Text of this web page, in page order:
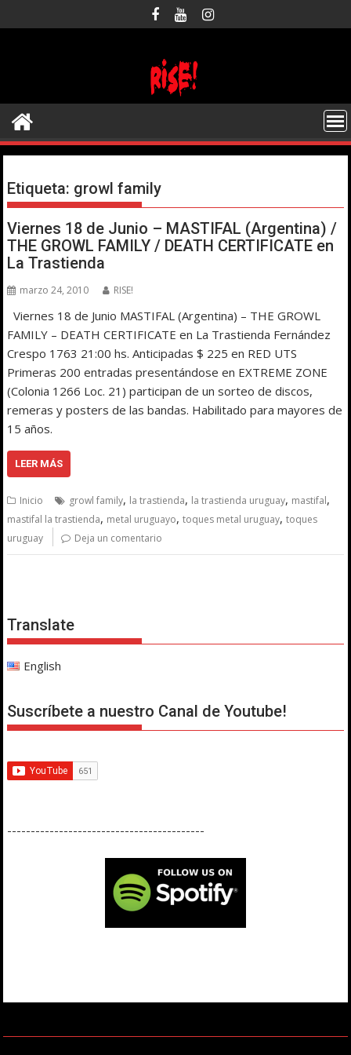
al
Etiqueta: growl family
Viernes 18 de Junio – MASTIFAL (Argentina) /
THE GROWL FAMILY / DEATH CERTIFICATE en
La Trastienda
marzo 24, 2010 RISE!
Viernes 18 de Junio MASTIFAL (Argentina) – THE GROWL
FAMILY – DEATH CERTIFICATE en La Trastienda Fernández
Crespo 1763 21:00 hs. Anticipadas $ 225 en RED UTS
Primeras 200 entradas presentándose en EXTREME ZONE
(Colonia 1266 Loc. 21) participan de un sorteo de discos,
remeras y posters de las bandas. Habilitado para mayores de
15 años.
LEER MÁS
Inicio growl family, la trastienda, la trastienda uruguay, mastifal,
mastifal la trastienda, metal uruguayo,toques metal uruguay,toques
uruguay
Deja un comentario
Translate
English
Suscríbete a nuestro Canal de Youtube!
------------------------------------------